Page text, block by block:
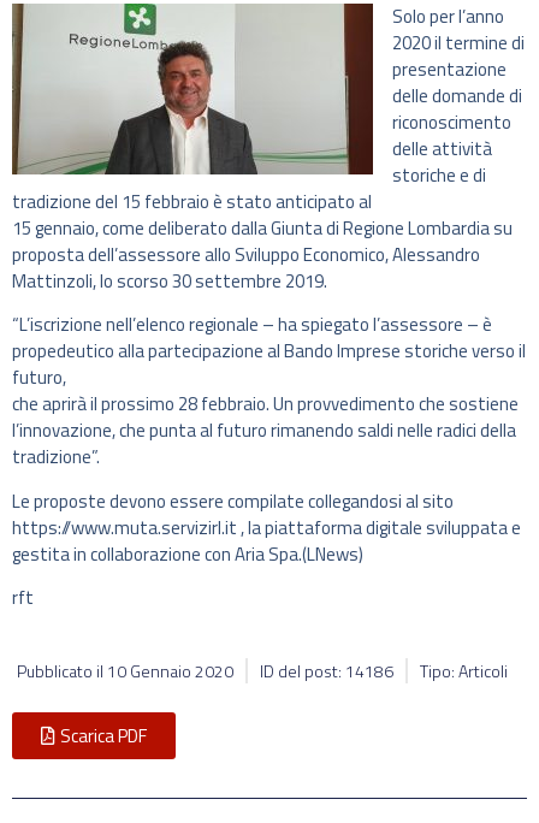
Solo per l’anno
2020 il termine di
presentazione
delle domande di
riconoscimento
delle attività
storiche e di
tradizione del 15 febbraio è stato anticipato al
15 gennaio, come deliberato dalla Giunta di Regione Lombardia su
proposta dell’assessore allo Sviluppo Economico, Alessandro
Mattinzoli, lo scorso 30 settembre 2019.
“L’iscrizione nell’elenco regionale – ha spiegato l’assessore – è
propedeutico alla partecipazione al Bando Imprese storiche verso il
futuro,
che aprirà il prossimo 28 febbraio. Un provvedimento che sostiene
l’innovazione, che punta al futuro rimanendo saldi nelle radici della
tradizione”.
Le proposte devono essere compilate collegandosi al sito
https://www.muta.servizirl.it , la piattaforma digitale sviluppata e
gestita in collaborazione con Aria Spa.(LNews)
rft
Pubblicato il 10 Gennaio 2020 ID del post: 14186 Tipo: Articoli
Scarica PDF